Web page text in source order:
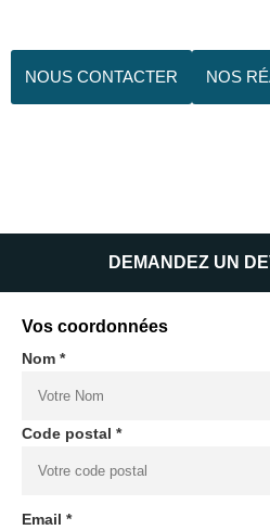
NOUS CONTACTER NOS
DEMANDEZ UN
Vos coordonnées
Nom *
Code postal *
Email *